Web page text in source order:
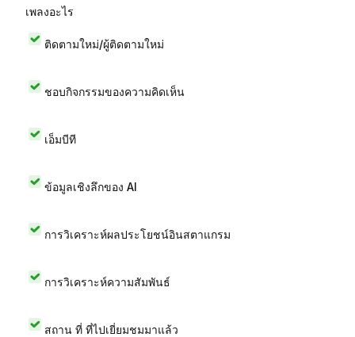
เพลงอะไร
ติดตามใหม่/ผู้ติดตามใหม่
ชอบกิจกรรมของความคิดเห็น
เอ็มบีที
ข้อมูลเชิงลึกของ AI
การวิเคราะห์ผลประโยชน์อินสตาแกรม
การวิเคราะห์ความสัมพันธ์
สถาน ที่ ที่ไปเยี่ยมชมมาแล้ว